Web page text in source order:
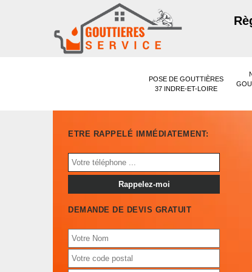
POSE DE GOUTTIÈRES
37 INDRE-ET-LOIRE
ETRE RAPPELÉ IMMÉDIATEMENT:
DEMANDE DE DEVIS GRATUIT